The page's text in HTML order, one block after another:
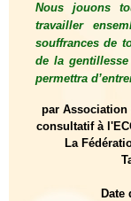
Nous jouons
travailler
souffrances de
de la
permettra
par Association
consultatif à
La
Date